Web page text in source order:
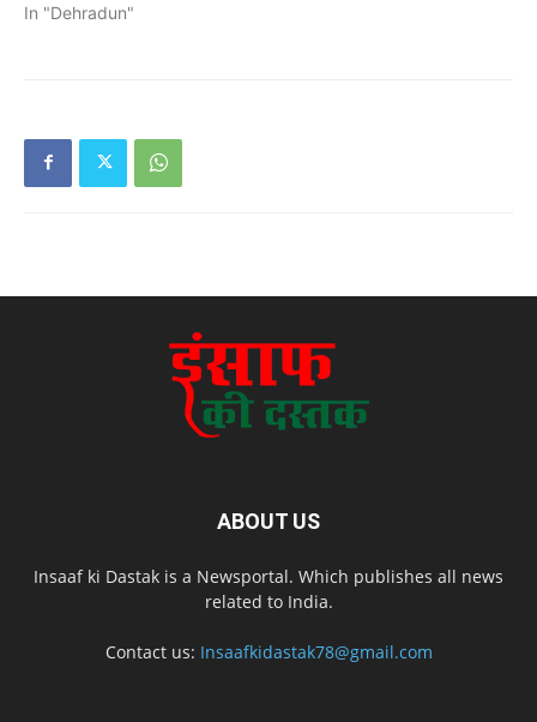
In "Dehradun"
ABOUT US
Insaaf ki Dastak is a Newsportal. Which publishes all news
related to India.
Contact us: Insaafkidastak78@gmail.com